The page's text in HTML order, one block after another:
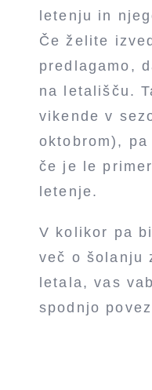
letenju in
Če želite
predlagamo,
na letališču.
vikende v
oktobrom),
če je le
letenje.
V kolikor pa
več o šolanju
letala, vas
spodnjo